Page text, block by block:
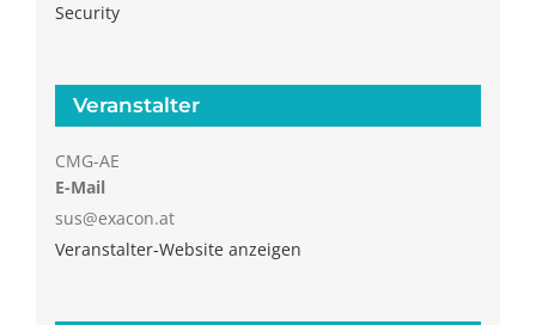
Security
Veranstalter
CMG-AE
E-Mail
sus@exacon.at
Veranstalter-Website anzeigen